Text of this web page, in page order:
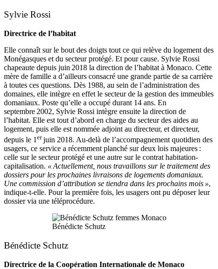
Sylvie Rossi
Directrice de l’habitat
Elle connaît sur le bout des doigts tout ce qui relève du logement des
Monégasques et du secteur protégé. Et pour cause. Sylvie Rossi
chapeaute depuis juin 2018 la direction de l’habitat à Monaco. Cette
mère de famille a d’ailleurs consacré une grande partie de sa carrière
à toutes ces questions. Dès 1988, au sein de l’administration des
domaines, elle intègre en effet le secteur de la gestion des immeubles
domaniaux. Poste qu’elle a occupé durant 14 ans. En
septembre 2002, Sylvie Rossi intègre ensuite la direction de
l’habitat. Elle est tout d’abord en charge du secteur des aides au
logement, puis elle est nommée adjoint au directeur, et directeur,
depuis le 1 erjuin 2018. Au-delà de l’accompagnement quotidien des
usagers, ce service a récemment planché sur deux lois majeures :
celle sur le secteur protégé et une autre sur le contrat habitation-
capitalisation. « Actuellement, nous travaillons sur le traitement des
dossiers pour les prochaines livraisons de logements domaniaux.
Une commission d’attribution se tiendra dans les prochains mois »,
indique-t-elle. Pour la première fois, les usagers ont pu déposer leur
dossier via une téléprocédure.
Bénédicte Schutz
Bénédicte Schutz
Directrice de la Coopération Internationale de Monaco